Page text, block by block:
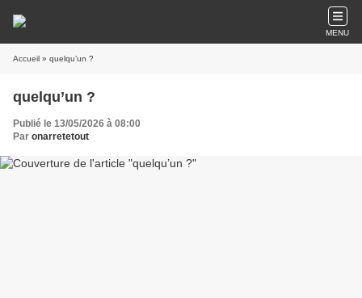
MENU
Accueil » quelqu’un ?
quelqu’un ?
Publié le 13/05/2026 à 08:00
Par onarretetout